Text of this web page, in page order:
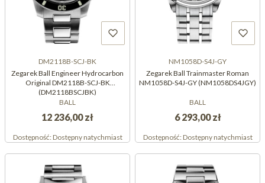
DM2118B-SCJ-BK
Zegarek Ball Engineer Hydrocarbon
Original DM2118B-SCJ-BK
(DM2118BSCJBK)
BALL
12 236,00 zł
Dostępność:Dostępny natychmiast
NM1058D-S4J-GY
Zegarek Ball Trainmaster Roman
NM1058D-S4J-GY (NM1058DS4JGY)
BALL
6 293,00 zł
Dostępność:Dostępny natychmiast